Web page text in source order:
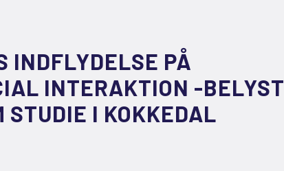
INDFLYDELSE PÅ
INTERAKTION -BELYST
STUDIE I KOKKEDAL